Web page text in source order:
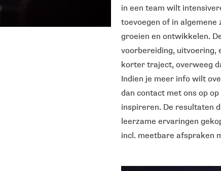
in een team wilt
toevoegen of in
groeien en ontwikkelen.
voorbereiding, uitvoering,
korter traject, overweeg
Indien je meer info wilt
dan contact met ons op
inspireren. De resultaten
leerzame ervaringen
incl. meetbare afspraken